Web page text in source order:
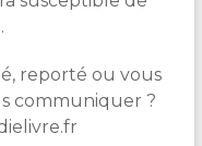
reporté ou vous
communiquer ?